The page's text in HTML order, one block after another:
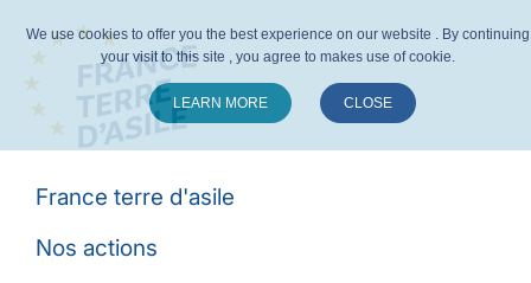
France terre d'asile
Nos actions
We use cookies to offer you the best experience on our website . By continuing
your visit to this site , you agree to makes use of cookie.
LEARN MORE CLOSE